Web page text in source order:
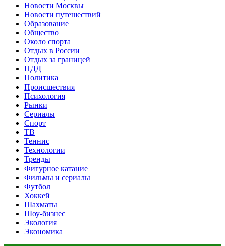
Новости Москвы
Новости путешествий
Образование
Общество
Около спорта
Отдых в России
Отдых за границей
ПДД
Политика
Происшествия
Психология
Рынки
Сериалы
Спорт
ТВ
Теннис
Технологии
Тренды
Фигурное катание
Фильмы и сериалы
Футбол
Хоккей
Шахматы
Шоу-бизнес
Экология
Экономика